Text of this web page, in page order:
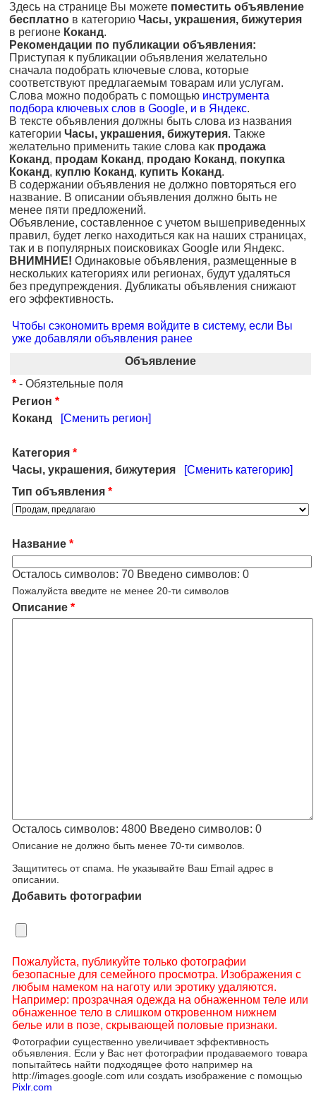
Здесь на странице Вы можете поместить объявление
бесплатно в категорию Часы, украшения, бижутерия
в регионе Коканд.
Рекомендации по публикации объявления:
Приступая к публикации объявления желательно
сначала подобрать ключевые слова, которые
соответствуют предлагаемым товарам или услугам.
Слова можно подобрать с помощью инструмента
подбора ключевых слов в Google, и в Яндекс.
В тексте объявления должны быть слова из названия
категории Часы, украшения, бижутерия. Также
желательно применить такие слова как продажа
Коканд, продам Коканд, продаю Коканд, покупка
Коканд, куплю Коканд, купить Коканд.
В содержании объявления не должно повторяться его
название. В описании объявления должно быть не
менее пяти предложений.
Объявление, составленное с учетом вышеприведенных
правил, будет легко находиться как на наших страницах,
так и в популярных поисковиках Google или Яндекс.
ВНИМНИЕ! Одинаковые объявления, размещенные в
нескольких категориях или регионах, будут удаляться
без предупреждения. Дубликаты объявления снижают
его эффективность.
Чтобы сэкономить время войдите в систему, если Вы
уже добавляли объявления ранее
Объявление
* - Обязтельные поля
Регион *
Коканд
[Сменить регион]
Категория *
Часы, украшения, бижутерия
[Сменить категорию]
Тип объявления *
Название *
Осталось символов: 70 Введено символов: 0
Пожалуйста введите не менее 20-ти символов
Описание *
Осталось символов: 4800 Введено символов: 0
Описание не должно быть менее 70-ти символов.
Защититесь от спама. Не указывайте Ваш Email адрес в
описании.
Добавить фотографии
Пожалуйста, публикуйте только фотографии
безопасные для семейного просмотра. Изображения с
любым намеком на наготу или эротику удаляются.
Например: прозрачная одежда на обнаженном теле или
обнаженное тело в слишком откровенном нижнем
белье или в позе, скрывающей половые признаки.
Фотографии существенно увеличивает эффективность
объявления. Если у Вас нет фотографии продаваемого товара
попытайтесь найти подходящее фото например на
http://images.google.com или создать изображение с помощью
Pixlr.com